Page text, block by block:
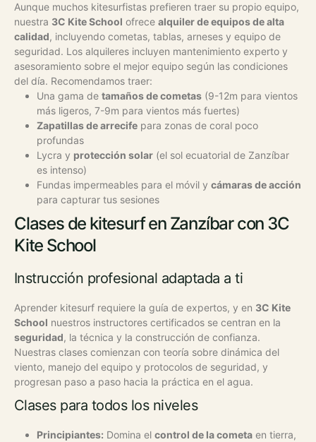
Aunque muchos kitesurfistas prefieren traer su propio equipo,
nuestra 3C Kite School ofrece alquiler de equipos de alta
calidad, incluyendo cometas, tablas, arneses y equipo de
seguridad. Los alquileres incluyen mantenimiento experto y
asesoramiento sobre el mejor equipo según las condiciones
del día. Recomendamos traer:
Una gama de tamaños de cometas (9-12m para vientos
más ligeros, 7-9m para vientos más fuertes)
Zapatillas de arrecife para zonas de coral poco
profundas
Lycra y protección solar (el sol ecuatorial de Zanzíbar
es intenso)
Fundas impermeables para el móvil y cámaras de acción
para capturar tus sesiones
Clases de kitesurf en Zanzíbar con 3C
Kite School
Instrucción profesional adaptada a ti
Aprender kitesurf requiere la guía de expertos, y en 3C Kite
School nuestros instructores certificados se centran en la
seguridad, la técnica y la construcción de confianza.
Nuestras clases comienzan con teoría sobre dinámica del
viento, manejo del equipo y protocolos de seguridad, y
progresan paso a paso hacia la práctica en el agua.
Clases para todos los niveles
Principiantes: Domina el control de la cometa en tierra,